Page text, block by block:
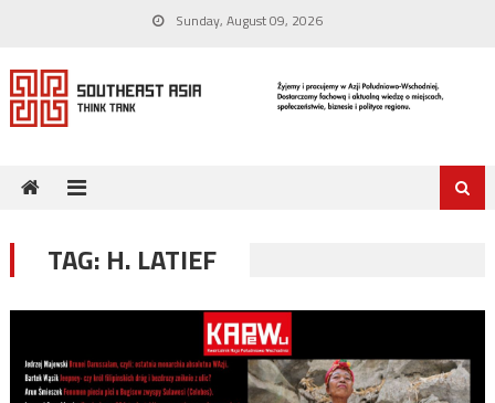
content
Sunday, August 09, 2026
TAG: H. LATIEF